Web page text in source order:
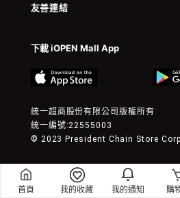
首頁 我的收藏 我的通知 購
友善連結
下載 iOPEN Mall App
統一超商股份有限公司版權所有
統一編號:22555003
© 2023 President Chain Store